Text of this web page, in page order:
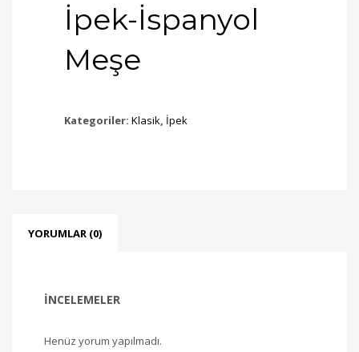
İpek-İspanyol
Meşe
Kategoriler: Klasik, İpek
YORUMLAR (0)
İNCELEMELER
Henüz yorum yapılmadı.